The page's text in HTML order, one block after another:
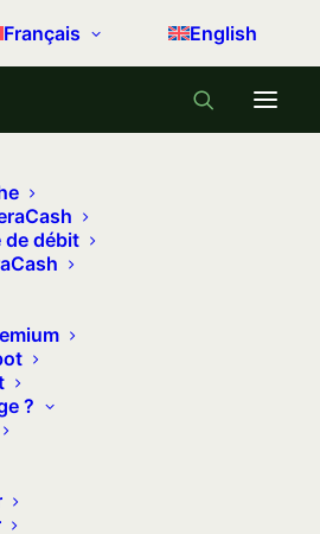
Français English
de débit
?
de l’Argent Métal
le prix de l’argent métal ?
le cours de l’argent
métal ?